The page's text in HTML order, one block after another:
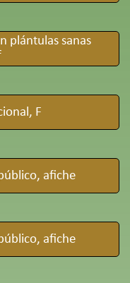
plántulas sanas
F
afiche
afiche